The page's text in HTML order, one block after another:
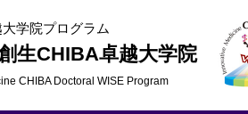
学院プログラム
生CHIBA卓越大学院
CHIBA Doctoral WISE Program